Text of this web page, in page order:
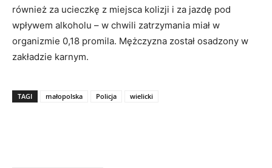
również za ucieczkę z miejsca kolizji i za jazdę pod
wpływem alkoholu – w chwili zatrzymania miał w
organizmie 0,18 promila. Mężczyzna został osadzony w
zakładzie karnym.
TAGI małopolska Policja wielicki